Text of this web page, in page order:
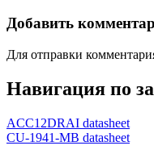
Добавить
Для отправки
Навигация по
ACC12DRAI datasheet
CU-1941-MB datasheet